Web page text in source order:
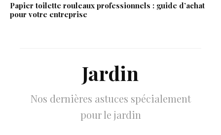
Papier toilette rouleaux professionnels : guide d’achat
pour votre entreprise
Jardin
Nos dernières astuces spécialement
pour le jardin